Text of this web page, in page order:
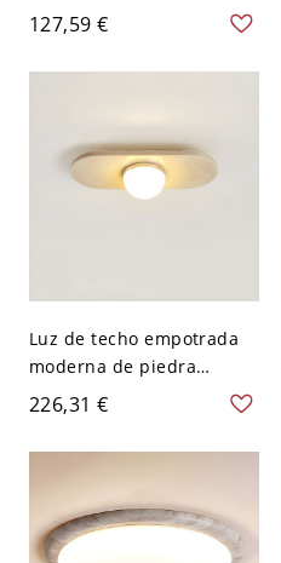
para uso residencial - 110
A 120 V Blanco
127,59 €
Luz de techo empotrada
moderna de piedra
rectangular beige con
pantalla acrílica blanca -
110 A 120 V 27,94 cm
226,31 €